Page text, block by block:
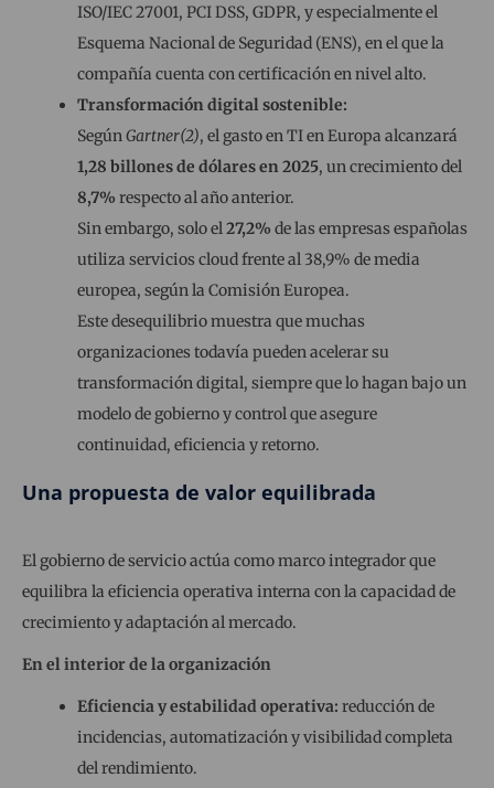
ISO/IEC 27001, PCI DSS, GDPR, y especialmente el
Esquema Nacional de Seguridad (ENS), en el que la
compañía cuenta con certificación en nivel alto.
Transformación digital sostenible:
SegúnGartner(2), el gasto en TI en Europa alcanzará
1,28 billones de dólares en 2025, un crecimiento del
8,7% respecto al año anterior.
Sin embargo, solo el27,2% de las empresas españolas
utiliza servicios cloud frente al 38,9% de media
europea, según la Comisión Europea.
Este desequilibrio muestra que muchas
organizaciones todavía pueden acelerar su
transformación digital, siempre que lo hagan bajo un
modelo de gobierno y control que asegure
continuidad, eficiencia y retorno.
Una propuesta de valor equilibrada
El gobierno de servicio actúa como marco integrador que
equilibra la eficiencia operativa interna con la capacidad de
crecimiento y adaptación al mercado.
En el interior de la organización
Eficiencia y estabilidad operativa: reducción de
incidencias, automatización y visibilidad completa
del rendimiento.